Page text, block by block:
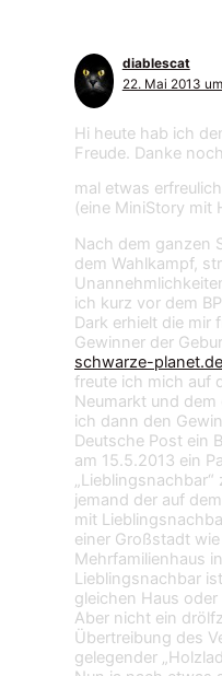
diablescat
22. Mai 2013
Hi heute hab ich
Freude. Danke
mal etwas
(eine MiniStory mit
Nach dem ganzen
dem Wahlkampf,
ich kurz vor dem
Dark erhielt die mir
Gewinner der
schwarze-
freute ich mich auf
Neumarkt und
ich dann den
Deutsche Post ein
am 15.5.2013 ein
jemand der auf
mit
einer Großstadt
Mehrfamilienhaus
Lieblingsnachbar
gleichen Haus
Aber nicht ein
Übertreibung des
gelegender